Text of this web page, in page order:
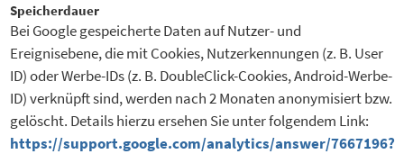
Speicherdauer
Bei Google gespeicherte Daten auf Nutzer- und
Ereignisebene, die mit Cookies, Nutzerkennungen (z. B. User
ID) oder Werbe-IDs (z. B. DoubleClick-Cookies, Android-Werbe-
ID) verknüpft sind, werden nach 2 Monaten anonymisiert bzw.
gelöscht. Details hierzu ersehen Sie unter folgendem Link:
https://support.google.com/analytics/answer/7667196?